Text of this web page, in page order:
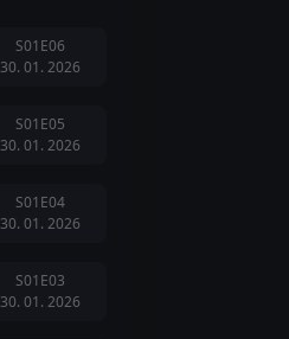
S01E06
30. 01. 2026
S01E05
30. 01. 2026
S01E04
30. 01. 2026
S01E03
30. 01. 2026